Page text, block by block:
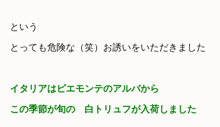
という
とっても危険な（笑）お誘いをいただきました
イタリアはピエモンテのアルバから
この季節が旬の　白トリュフが入荷しました